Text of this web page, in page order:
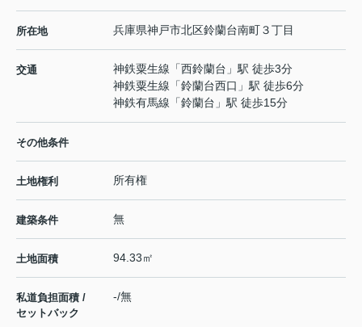
所在地 兵庫県神戸市北区鈴蘭台南町３丁目
交通 神鉄粟生線 「西鈴蘭台 」駅 徒歩3分
神鉄粟生線 「鈴蘭台西口 」駅 徒歩6分
神鉄有馬線 「鈴蘭台 」駅 徒歩15分
その他条件
土地権利 所有権
建築条件 無
土地面積 94.33㎡
私道負担面積 /
セットバック
-/無